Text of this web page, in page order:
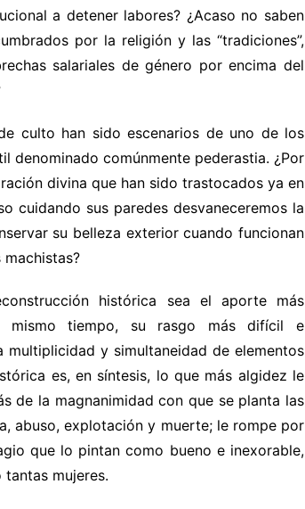
a detener labores? ¿Acaso no saben
por la religión y las “tradiciones”,
salariales de género por encima del
culto han sido escenarios de uno de los
denominado comúnmente pederastia. ¿Por
divina que han sido trastocados ya en
cuidando sus paredes desvaneceremos la
su belleza exterior cuando funcionan
histórica sea el aporte más
mismo tiempo, su rasgo más difícil e
y simultaneidad de elementos
es, en síntesis, lo que más algidez le
de la magnanimidad con que se planta las
abuso, explotación y muerte; le rompe por
que lo pintan como bueno e inexorable,
mujeres.